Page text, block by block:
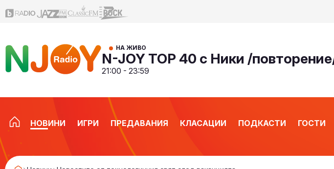
НА ЖИВО
N-JOY TOP 40 с Ники /
21:00 - 23:59
НОВИНИ ИГРИ ПРЕДАВАНИЯ КЛАСАЦИИ ПОДКАСТИ ГОСТИ